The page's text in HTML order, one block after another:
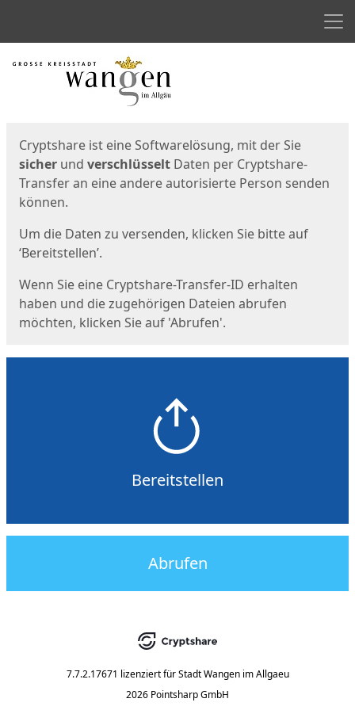
Start
Cryptshare ist eine Softwarelösung, mit der Sie
sicher und verschlüsselt Daten per Cryptshare-
Transfer an eine andere autorisierte Person senden
können.
Um die Daten zu versenden, klicken Sie bitte auf
‘Bereitstellen’.
Wenn Sie eine Cryptshare-Transfer-ID erhalten
haben und die zugehörigen Dateien abrufen
möchten, klicken Sie auf 'Abrufen'.
Bereitstellen
Abrufen
7.7.2.17671 lizenziert für Stadt Wangen im Allgaeu
2026 Pointsharp GmbH